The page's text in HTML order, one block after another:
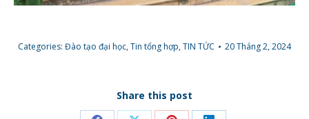
Categories: Đào tạo đại học,Tin tổng hợp,TIN TỨC 20 Tháng 2, 2024
Share this post